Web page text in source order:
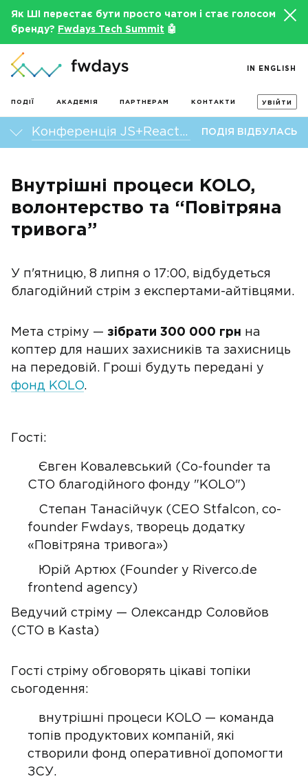
Як ШІ перестає бути просто чатом і стає голосом
бренду?
Fwdays Tech Summit 🤖
ПОДІЇ АКАДЕМІЯ ПАРТНЕРАМ КОНТАКТИ УВІЙТИ
IN ENGLISH
Конференція JS+React fwdays’22 ПОДІЯ ВІДБУЛАСЬ
Внутрішні процеси KOLO,
волонтерство та “Повітряна
тривога”
У п'ятницю, 8 липня о 17:00, відбудеться
благодійний стрім з експертами-айтівцями.
Мета стріму — зібрати 300 000 грн на
коптер для наших захисників та захисниць
на передовій. Гроші будуть передані у
фонд KOLO.
Гості:
Євген Ковалевський (Co-founder та
CTO благодійного фонду "KOLO")
Степан Танасійчук (CEO Stfalcon, co-
founder Fwdays, творець додатку
«Повітряна тривога»)
Юрій Артюх (Founder у Riverco.de
frontend agency)
Ведучий стріму — Олександр Соловйов
(CTO в Kasta)
Гості стріму обговорять цікаві топіки
сьогодення:
внутрішні процеси KOLO — команда
топів продуктових компаній, які
створили фонд оперативної допомогти
ЗСУ.